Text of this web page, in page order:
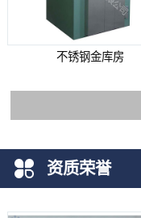
不锈钢金库房
资质荣誉